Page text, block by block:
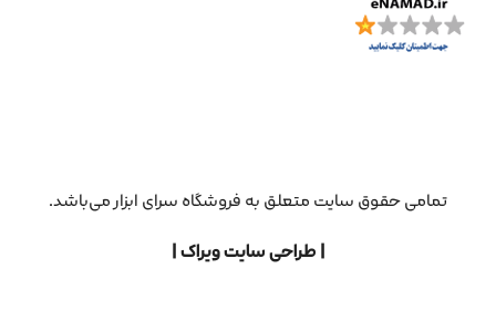
تمامی حقوق سایت متعلق به فروشگاه سرای ابزار می‌باشد.
| طراحی سایت ویراک |